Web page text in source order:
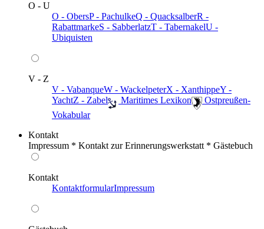
O - U
O - ObersP - PachulkeQ - QuacksalberR -
RabattmarkeS - SabberlatzT - TabernakelU -
Ubiquisten
V - Z
V - VabanqueW - WackelpeterX - XanthippeY -
YachtZ - Zabel ️ Maritimes Lexikon
️ Ostpreußen-
Vokabular
Kontakt
Impressum * Kontakt zur Erinnerungswerkstatt * Gästebuch
Kontakt
KontaktformularImpressum